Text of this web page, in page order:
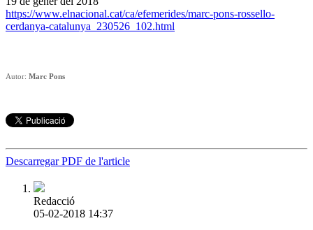
https://www.elnacional.cat/ca/efemerides/marc-pons-rossello-
cerdanya-catalunya_230526_102.html
Autor: Marc Pons
Descarregar PDF de l'article
Redacció
05-02-2018 14:37